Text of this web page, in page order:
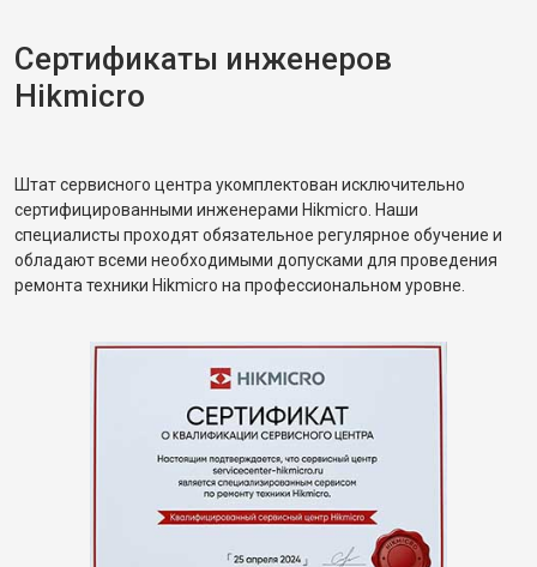
Сертификаты инженеров
Hikmicro
Штат сервисного центра укомплектован исключительно
сертифицированными инженерами Hikmicro. Наши
специалисты проходят обязательное регулярное обучение и
обладают всеми необходимыми допусками для проведения
ремонта техники Hikmicro на профессиональном уровне.